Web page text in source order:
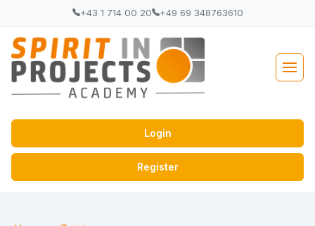
+43 1 714 00 20 +49 69 348763610
Login
Register